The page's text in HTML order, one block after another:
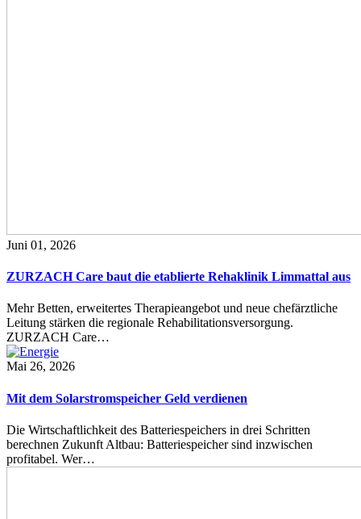
Juni 01, 2026
ZURZACH Care baut die etablierte Rehaklinik Limmattal aus
Mehr Betten, erweitertes Therapieangebot und neue chefärztliche
Leitung stärken die regionale Rehabilitationsversorgung.
ZURZACH Care…
Mai 26, 2026
Mit dem Solarstromspeicher Geld verdienen
Die Wirtschaftlichkeit des Batteriespeichers in drei Schritten
berechnen Zukunft Altbau: Batteriespeicher sind inzwischen
profitabel. Wer…